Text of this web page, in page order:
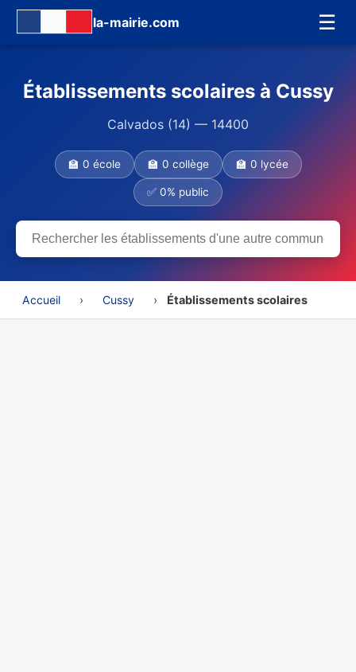
la-mairie.com ☰
Établissements scolaires à Cussy
Calvados (14) — 14400
🏫 0 école 🏫 0 collège 🏫 0 lycée
✅ 0% public
Accueil › Cussy › Établissements scolaires